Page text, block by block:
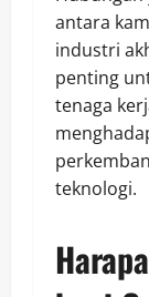
antara
industri
penting
tenaga
teknologi.